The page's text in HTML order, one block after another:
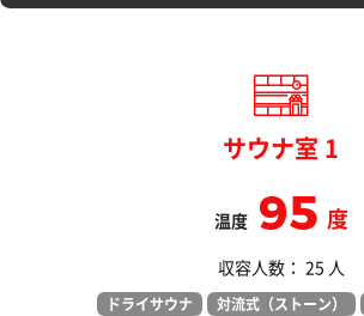
サウナ室 1
温度95度
収容人数： 25 人
ドライサウナ 対流式（ストーン）